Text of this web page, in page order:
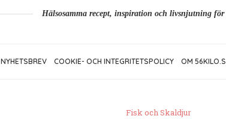
Hälsosamma recept, inspiration och livsnjutning
NYHETSBREV COOKIE- OCH INTEGRITETSPOLICY OM
Fisk och Skaldjur